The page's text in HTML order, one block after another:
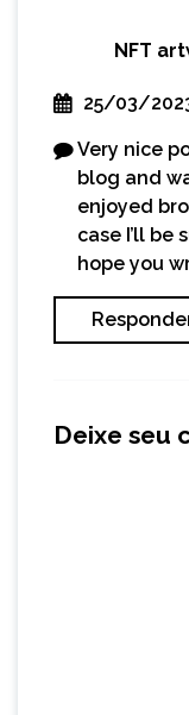
NFT
25/03/
Very nice
blog and
enjoyed
case I’ll be
hope you
Deixe seu